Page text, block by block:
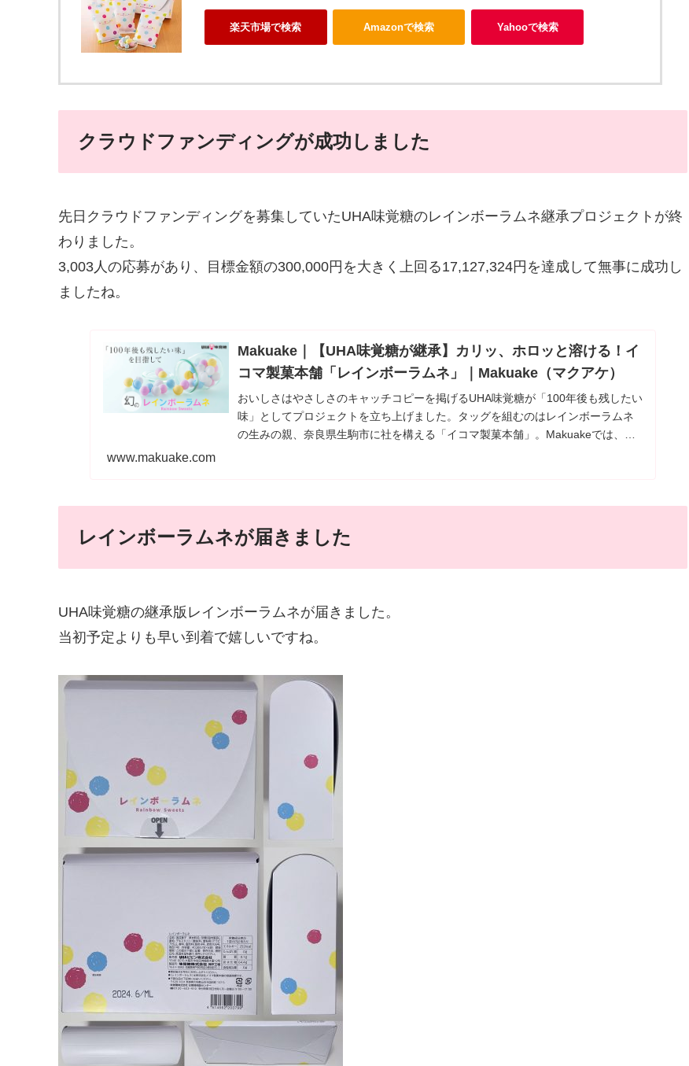
楽天市場で検索 Amazonで検索 Yahooで検索
クラウドファンディングが成功しました
先日クラウドファンディングを募集していたUHA味覚糖のレインボーラムネ継承プロジェクトが終
わりました。
3,003人の応募があり、目標金額の300,000円を大きく上回る17,127,324円を達成して無事に成功し
ましたね。
Makuake｜【UHA味覚糖が継承】カリッ、ホロッと溶ける！イ
コマ製菓本舗「レインボーラムネ」｜Makuake（マクアケ）
おいしさはやさしさのキャッチコピーを掲げるUHA味覚糖が「100年後も残したい
味」としてプロジェクトを立ち上げました。タッグを組むのはレインボーラムネ
の生みの親、奈良県生駒市に社を構える「イコマ製菓本舗」。Makuakeでは、
www.makuake.com
レインボーラムネが届きました
UHA味覚糖の継承版レインボーラムネが届きました。
当初予定よりも早い到着で嬉しいですね。